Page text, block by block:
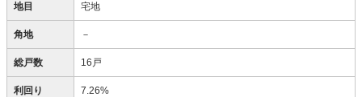
地目 宅地
角地 －
総戸数 16戸
利回り 7.26%